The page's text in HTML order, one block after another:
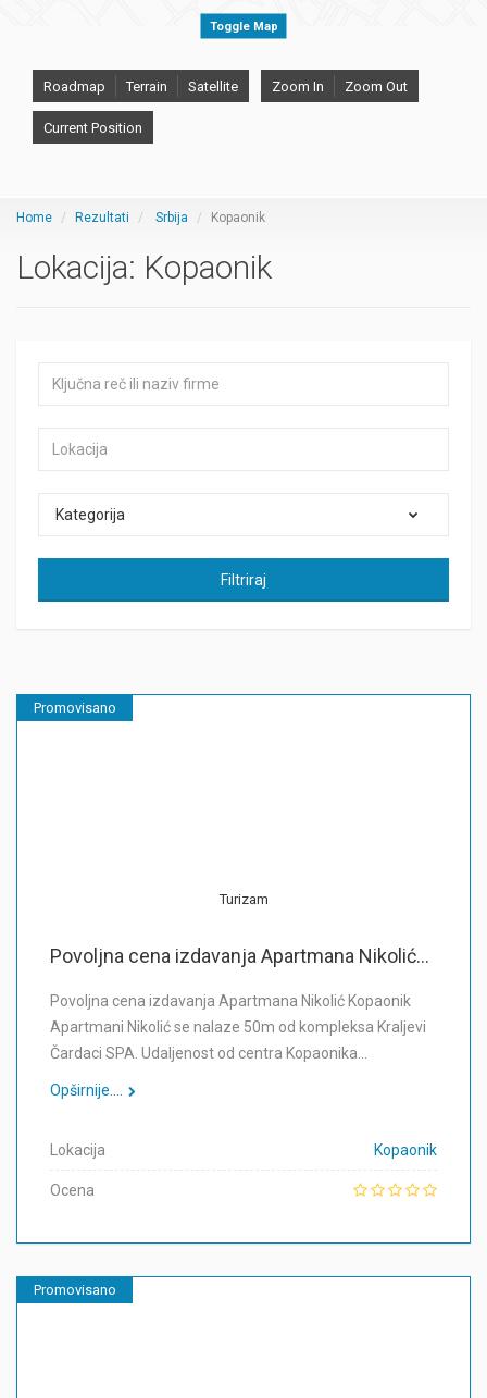
Toggle Map
Roadmap Terrain Satellite Zoom In Zoom Out
Current Position
Home Rezultati Srbija Kopaonik
Lokacija: Kopaonik
Kategorija
Filtriraj
Promovisano
Turizam
Povoljna cena izdavanja Apartmana Nikolić...
Povoljna cena izdavanja Apartmana Nikolić Kopaonik
Apartmani Nikolić se nalaze 50m od kompleksa Kraljevi
Čardaci SPA. Udaljenost od centra Kopaonika…
Opširnije....
Lokacija Kopaonik
Ocena
Promovisano